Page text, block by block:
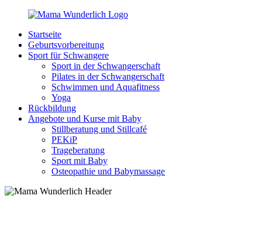
Zurück
Inhalt
MamaWunderlich.de
Mutti
sein
wunderbar!
Startseite
Geburtsvorbereitung
Sport für Schwangere
Sport in der Schwangerschaft
Pilates in der Schwangerschaft
Schwimmen und Aquafitness
Yoga
Rückbildung
Angebote und Kurse mit Baby
Stillberatung und Stillcafé
PEKiP
Trageberatung
Sport mit Baby
Osteopathie und Babymassage